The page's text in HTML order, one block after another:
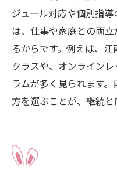
ジュール対応や個別指
は、仕事や家庭との両
るからです。例えば、
クラスや、オンライン
ラムが多く見られます
方を選ぶことが、継続と